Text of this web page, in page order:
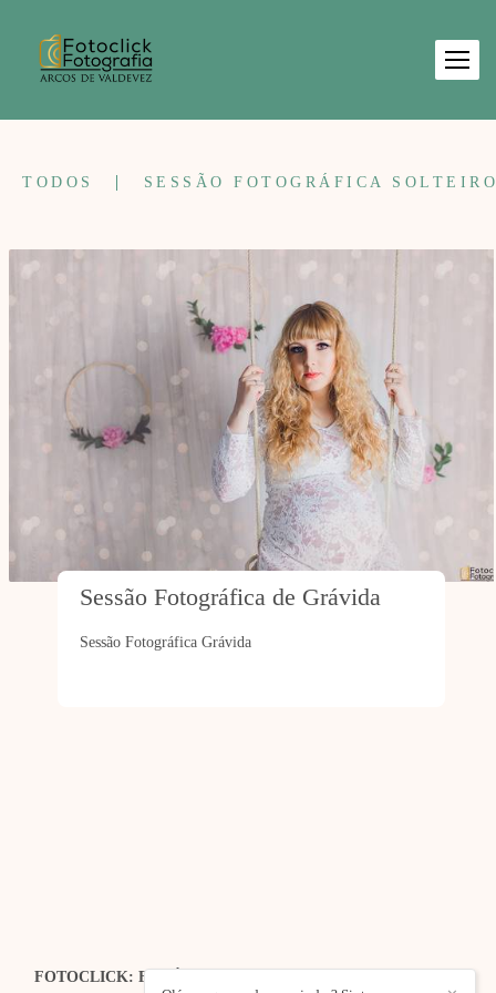
TODOS SESSÃO FOTOGRÁFICA
Sessão Fotográfica de Grávida
Sessão Fotográfica Grávida
FOTOCLICK: FOTÓGRAFO DE CASAMENTOS | EVENTOS